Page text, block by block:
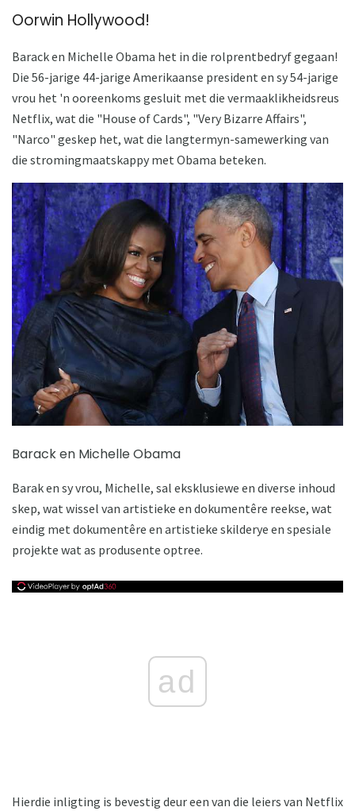
Oorwin Hollywood!
Barack en Michelle Obama het in die rolprentbedryf gegaan!
Die 56-jarige 44-jarige Amerikaanse president en sy 54-jarige
vrou het 'n ooreenkoms gesluit met die vermaaklikheidsreus
Netflix, wat die "House of Cards", "Very Bizarre Affairs",
"Narco" geskep het, wat die langtermyn-samewerking van
die stromingmaatskappy met Obama beteken.
Barack en Michelle Obama
Barak en sy vrou, Michelle, sal eksklusiewe en diverse inhoud
skep, wat wissel van artistieke en dokumentêre reekse, wat
eindig met dokumentêre en artistieke skilderye en spesiale
projekte wat as produsente optree.
ad
Hierdie inligting is bevestig deur een van die leiers van Netflix